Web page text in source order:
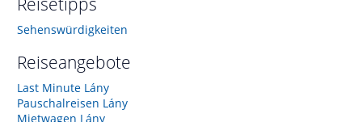
Sehenswürdigkeiten
Reiseangebote
Last Minute Lány
Pauschalreisen Lány
Mietwagen Lány